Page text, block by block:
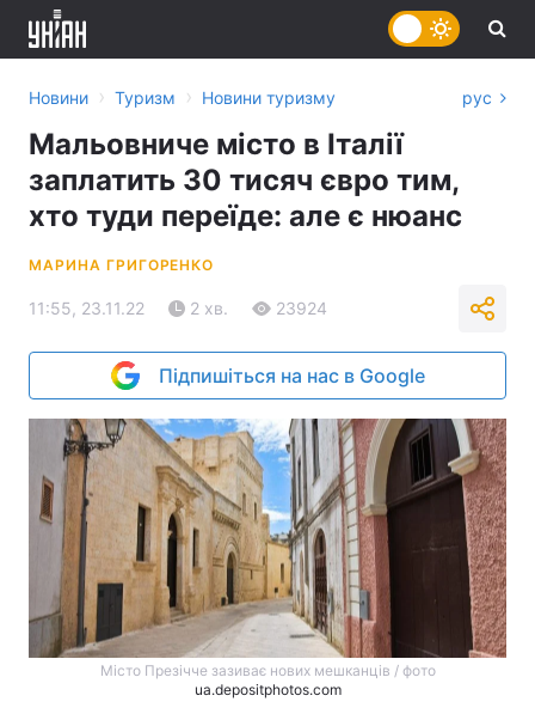
Новини › Туризм › Новини туризму рус
Мальовниче місто в Італії
заплатить 30 тисяч євро тим,
хто туди переїде: але є нюанс
МАРИНА ГРИГОРЕНКО
11:55, 23.11.22 2 хв. 23924
Підпишіться на нас в Google
Місто Презічче зазиває нових мешканців / фото
ua.depositphotos.com